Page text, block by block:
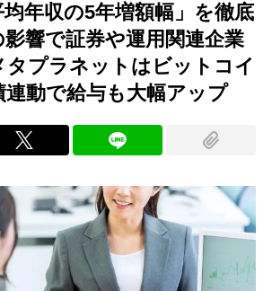
年収の5年増額幅」を徹底
響で証券や運用関連企業
タプラネットはビットコイ
連動で給与も大幅アップ